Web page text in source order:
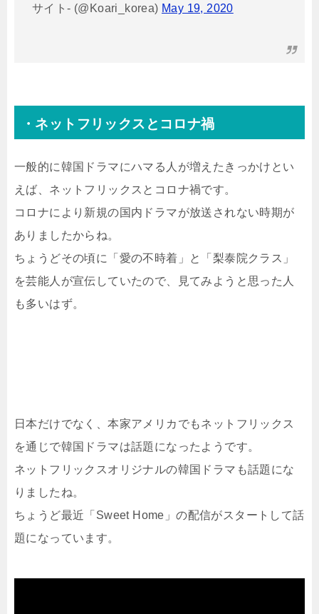
サイト- (@Koari_korea) May 19, 2020
・ネットフリックスとコロナ禍
一般的に韓国ドラマにハマる人が増えたきっかけとい
えば、ネットフリックスとコロナ禍です。
コロナにより新規の国内ドラマが放送されない時期が
ありましたからね。
ちょうどその頃に「愛の不時着」と「梨泰院クラス」
を芸能人が宣伝していたので、見てみようと思った人
も多いはず。
日本だけでなく、本家アメリカでもネットフリックス
を通じで韓国ドラマは話題になったようです。
ネットフリックスオリジナルの韓国ドラマも話題にな
りましたね。
ちょうど最近「Sweet Home」の配信がスタートして話
題になっています。